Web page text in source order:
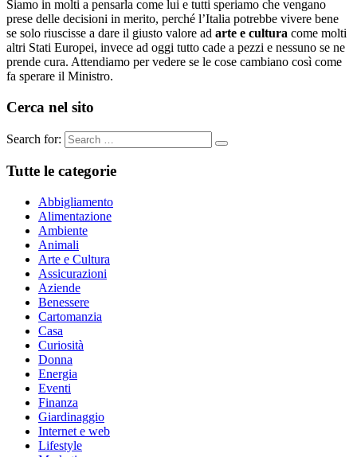
Siamo in molti a pensarla come lui e tutti speriamo che vengano
prese delle decisioni in merito, perché l’Italia potrebbe vivere bene
se solo riuscisse a dare il giusto valore ad arte e cultura come molti
altri Stati Europei, invece ad oggi tutto cade a pezzi e nessuno se ne
prende cura. Attendiamo per vedere se le cose cambiano così come
fa sperare il Ministro.
Cerca nel sito
Search for:
Tutte le categorie
Abbigliamento
Alimentazione
Ambiente
Animali
Arte e Cultura
Assicurazioni
Aziende
Benessere
Cartomanzia
Casa
Curiosità
Donna
Energia
Eventi
Finanza
Giardinaggio
Internet e web
Lifestyle